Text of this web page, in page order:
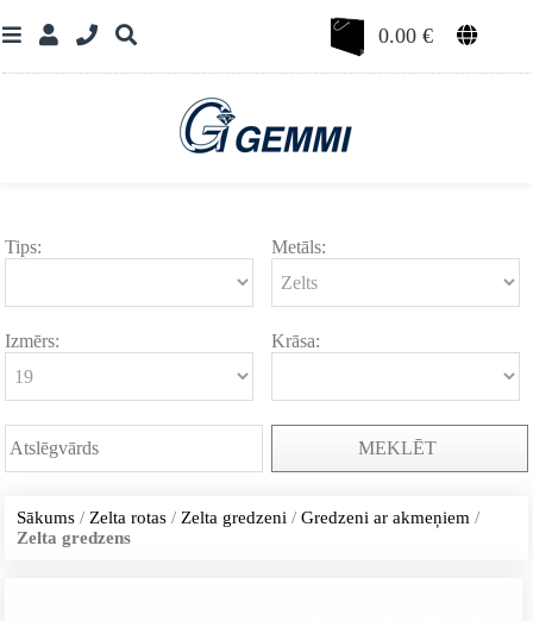
0.00€
Tips: Metāls:
Izmērs: Krāsa:
MEKLĒT
Sākums / Zelta rotas / Zelta gredzeni /Gredzeni ar akmeņiem /
Zelta gredzens